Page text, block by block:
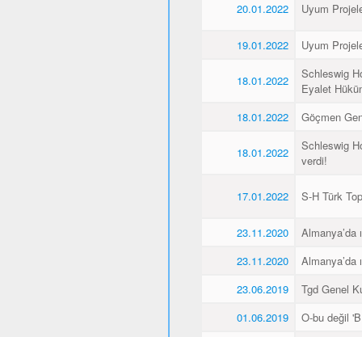
20.01.2022 Uyum
19.01.2022 Uyum
18.01.2022
Schleswig
Eyalet
18.01.2022
Göçmen
18.01.2022
Schleswig
verdi!
17.01.2022 S-H Türk
23.11.2020
Almanya’da
23.11.2020
Almanya’da
23.06.2019
Tgd Genel
01.06.2019
O-bu değil